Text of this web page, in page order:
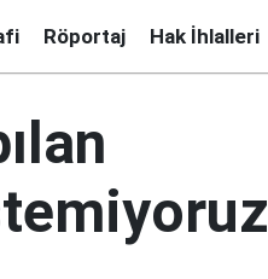
Röportaj Hak İhlalleri